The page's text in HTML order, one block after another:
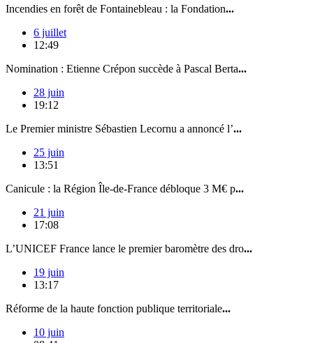
Incendies en forêt de Fontainebleau : la Fondation...
6 juillet
12:49
Nomination : Etienne Crépon succède à Pascal Berta...
28 juin
19:12
Le Premier ministre Sébastien Lecornu a annoncé l’...
25 juin
13:51
Canicule : la Région Île-de-France débloque 3 M€ p...
21 juin
17:08
L’UNICEF France lance le premier baromètre des dro...
19 juin
13:17
Réforme de la haute fonction publique territoriale...
10 juin